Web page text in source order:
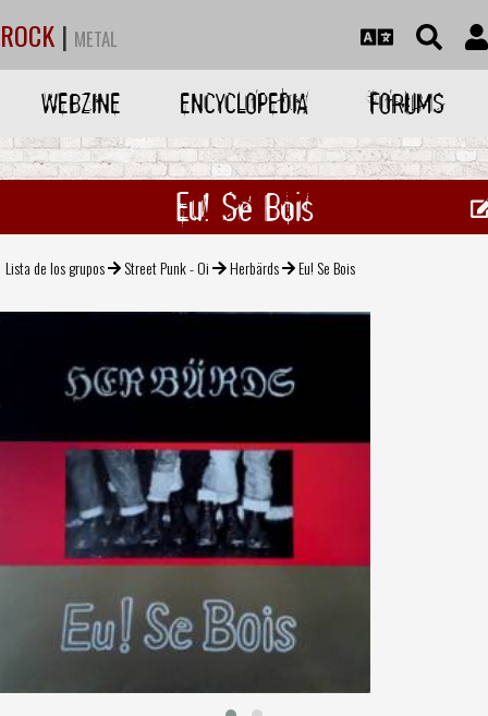
ROCK | METAL
WEBZINE ENCYCLOPEDIA FORUMS
Eu! Se Bois
Lista de los grupos Street Punk - Oi Herbärds Eu! Se Bois